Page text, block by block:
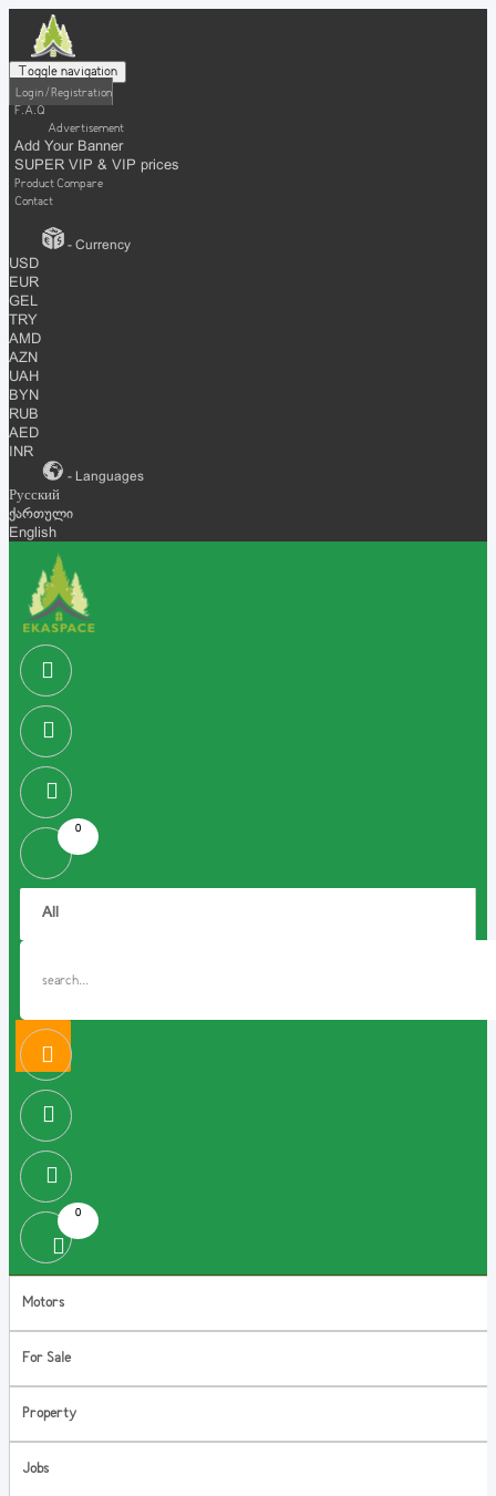
Toggle navigation
Login / Registration
F.A.Q
Advertisement
Add Your Banner
SUPER VIP & VIP prices
Product Compare
Contact
- Currency
USD
EUR
GEL
TRY
AMD
AZN
UAH
BYN
RUB
AED
INR
- Languages
Русский
ქართული
English
0
0
Motors
For Sale
Property
Jobs